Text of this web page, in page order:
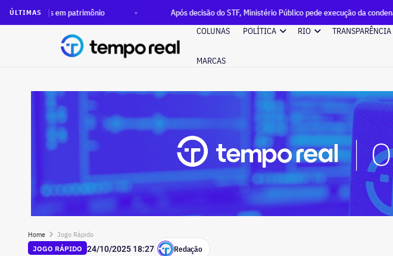
ÚLTIMAS
patrimônio Após decisão do STF, Ministério Público pede execução da condenação e da
COLUNAS
POLÍTICA RIO TRANSPARÊNCIA
MARCAS
Home
Jogo Rápido
JOGO RÁPIDO 24/10/2025 18:27 Redação